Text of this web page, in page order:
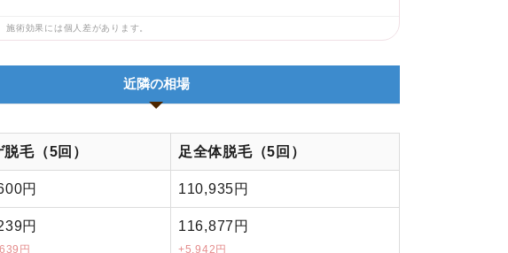
術効果には個人差があります。
近隣の相場
脱毛（5回） 足全体脱毛（5回）
円 110,935円
円
円
116,877円
+5,942円